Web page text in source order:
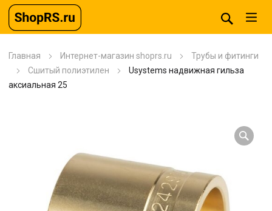
Главная Интернет-магазин shoprs.ru
Трубы и фитинги
Сшитый полиэтилен
Usystems надвижная гильза
аксиальная 25